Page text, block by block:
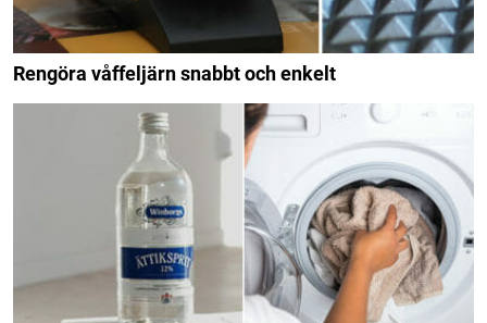
Rengöra våffeljärn snabbt och enkelt